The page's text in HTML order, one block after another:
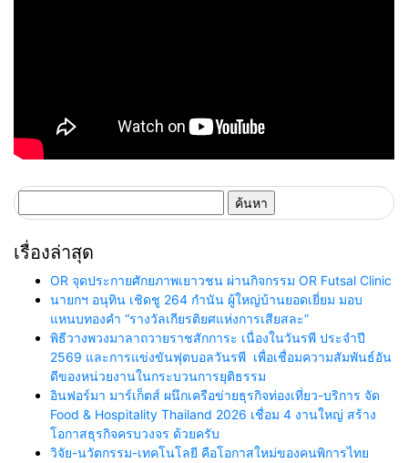
สำหรับ:
เรื่องล่าสุด
OR จุดประกายศักยภาพเยาวชน ผ่านกิจกรรม OR Futsal Clinic
นายกฯ อนุทิน เชิดชู 264 กำนัน ผู้ใหญ่บ้านยอดเยี่ยม มอบ
แหนบทองคำ “รางวัลเกียรติยศแห่งการเสียสละ”
พิธีวางพวงมาลาถวายราชสักการะ เนื่องในวันรพี ประจำปี
2569 และการแข่งขันฟุตบอลวันรพี เพื่อเชื่อมความสัมพันธ์อัน
ดีของหน่วยงานในกระบวนการยุติธรรม
อินฟอร์มา มาร์เก็ตส์ ผนึกเครือข่ายธุรกิจท่องเที่ยว-บริการ จัด
Food & Hospitality Thailand 2026 เชื่อม 4 งานใหญ่ สร้าง
โอกาสธุรกิจครบวงจร ด้วยครับ
วิจัย-นวัตกรรม-เทคโนโลยี คือโอกาสใหม่ของคนพิการไทย